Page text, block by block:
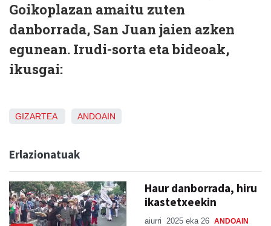
Goikoplazan amaitu zuten
danborrada, San Juan jaien azken
egunean. Irudi-sorta eta bideoak,
ikusgai:
GIZARTEA ANDOAIN
Erlazionatuak
Haur danborrada, hiru
ikastetxeekin
aiurri 2025 eka 26 ANDOAIN